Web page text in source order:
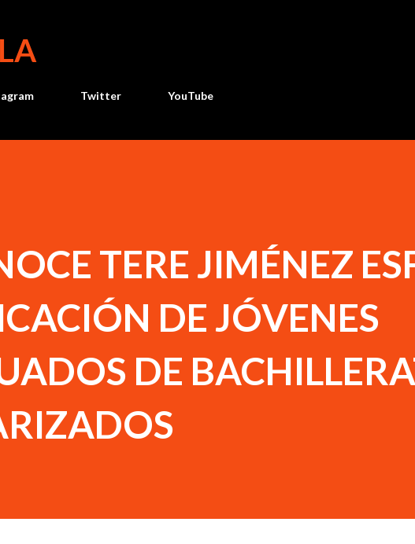
Twitter YouTube
TERE JIMÉNEZ
DE JÓVENES
DE